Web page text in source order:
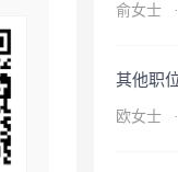
俞女士 ·
其他职
欧女士 ·